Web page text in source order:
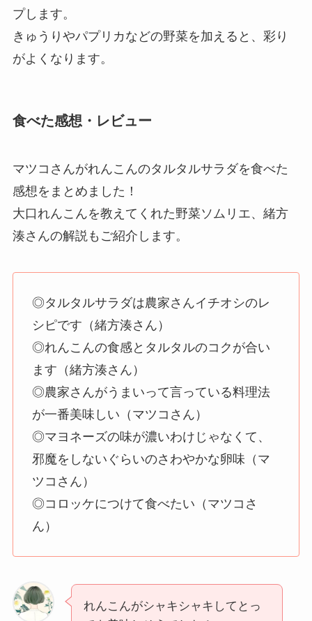
プします。
きゅうりやパプリカなどの野菜を加えると、彩り
がよくなります。
食べた感想・レビュー
マツコさんがれんこんのタルタルサラダを食べた
感想をまとめました！
大口れんこんを教えてくれた野菜ソムリエ、緒方
湊さんの解説もご紹介します。
◎タルタルサラダは農家さんイチオシのレ
シピです（緒方湊さん）
◎れんこんの食感とタルタルのコクが合い
ます（緒方湊さん）
◎農家さんがうまいって言っている料理法
が一番美味しい（マツコさん）
◎マヨネーズの味が濃いわけじゃなくて、
邪魔をしないぐらいのさわやかな卵味（マ
ツコさん）
◎コロッケにつけて食べたい（マツコさ
ん）
れんこんがシャキシャキしてとっ